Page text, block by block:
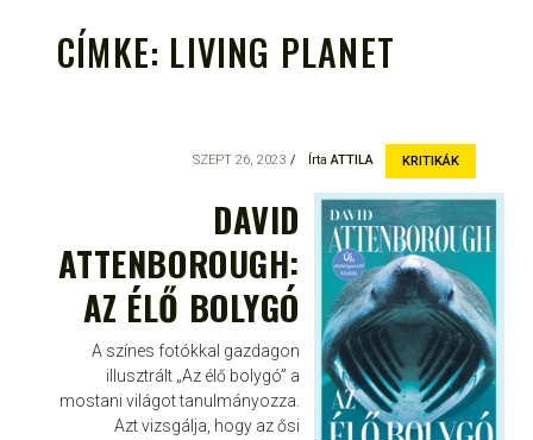
EGÉSZSÉGES OLVASÁS
TÁMOGATÓJA
CÍMKE: LIVING PLANET
KRITIKÁK
ÍrtaATTILA
SZEPT 26, 2023
DAVID
ATTENBOROUGH:
AZ ÉLŐ BOLYGÓ
A színes fotókkal gazdagon
illusztrált „Az élő bolygó” a
mostani világot tanulmányozza.
Azt vizsgálja, hogy az ősi